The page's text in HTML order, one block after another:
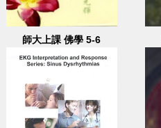
師大上課 佛學 5-6